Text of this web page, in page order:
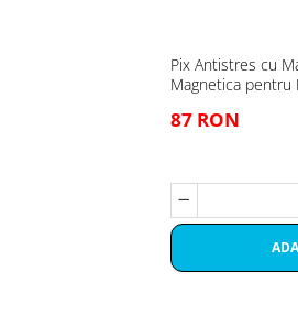
Pix Antistres cu
Magnetica pentru
87 RON